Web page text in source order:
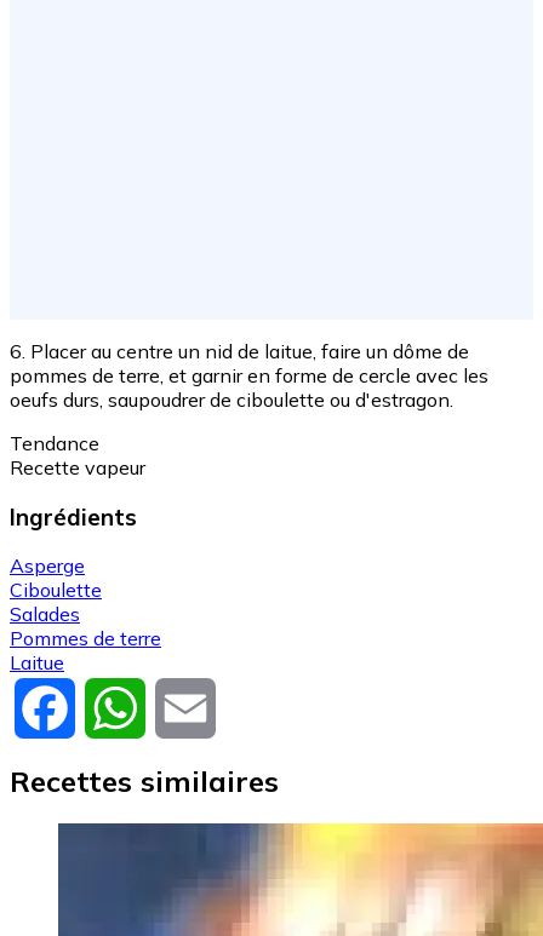
6. Placer au centre un nid de laitue, faire un dôme de
pommes de terre, et garnir en forme de cercle avec les
oeufs durs, saupoudrer de ciboulette ou d'estragon.
Tendance
Recette vapeur
Ingrédients
Asperge
Ciboulette
Salades
Pommes de terre
Laitue
Facebook WhatsApp
Recettes similaires